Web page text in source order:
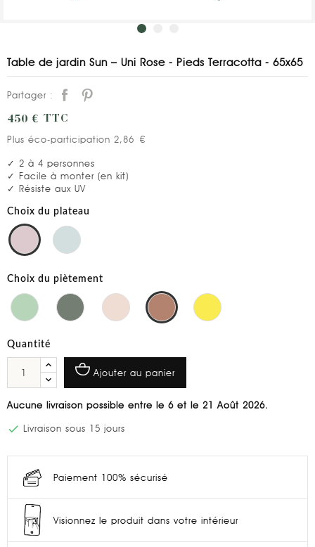
Table de jardin Sun – Uni Rose - Pieds Terracotta - 65x65
Partager :
450 € TTC
Plus éco-participation 2,86 €
✓ 2 à 4 personnes
✓ Facile à monter (en kit)
✓ Résiste aux UV
Choix du plateau
Choix du piètement
Quantité
Ajouter au panier
Aucune livraison possible entre le 6 et le 21 Août 2026.
 Livraison sous 15 jours
Paiement 100% sécurisé
Visionnez le produit dans votre intérieur